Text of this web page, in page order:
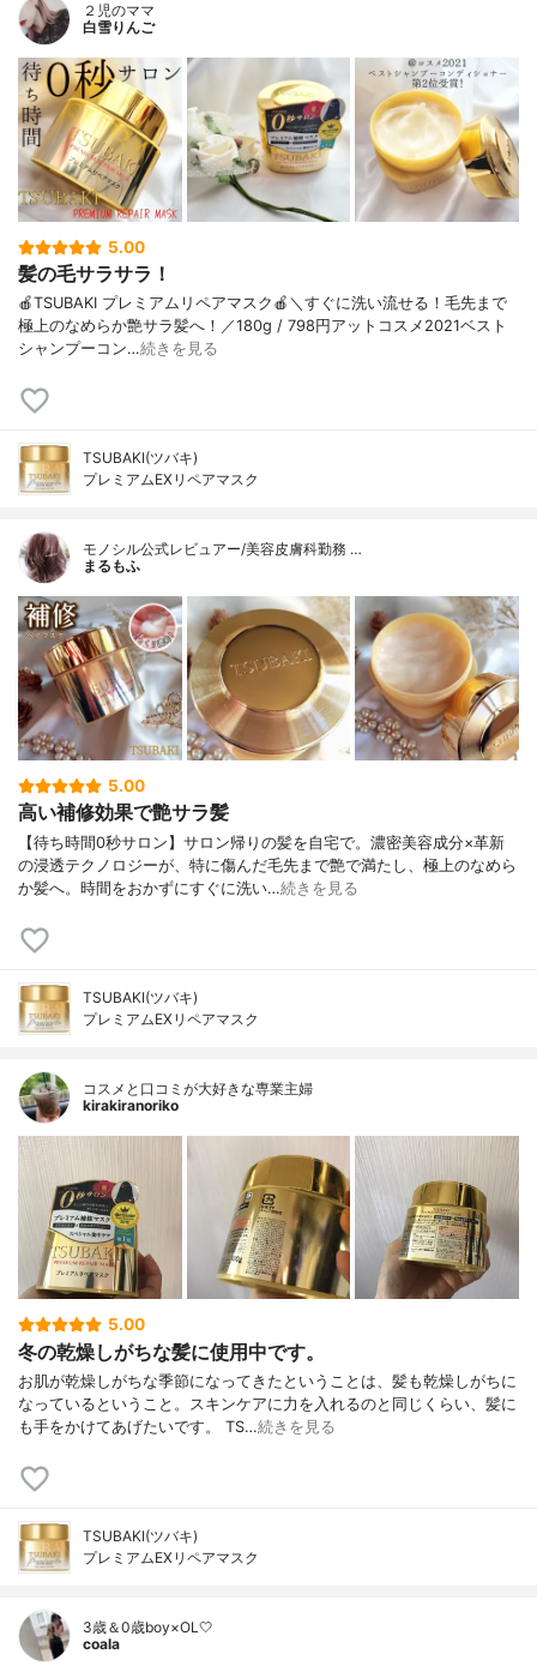
２児のママ
白雪りんご
5.00
髪の毛サラサラ！
🍎TSUBAKI プレミアムリペアマスク🍎＼すぐに洗い流せる！毛先まで
極上のなめらか艶サラ髪へ！／180g / 798円アットコスメ2021ベスト
シャンプーコン…続きを見る
TSUBAKI(ツバキ)
プレミアムEXリペアマスク
モノシル公式レビュアー/美容皮膚科勤務 …
まるもふ
5.00
高い補修効果で艶サラ髪
【待ち時間0秒サロン】サロン帰りの髪を自宅で。濃密美容成分×革新
の浸透テクノロジーが、特に傷んだ毛先まで艶で満たし、極上のなめら
か髪へ。時間をおかずにすぐに洗い…続きを見る
TSUBAKI(ツバキ)
プレミアムEXリペアマスク
コスメと口コミが大好きな専業主婦
kirakiranoriko
5.00
冬の乾燥しがちな髪に使用中です。
お肌が乾燥しがちな季節になってきたということは、髪も乾燥しがちに
なっているということ。スキンケアに力を入れるのと同じくらい、髪に
も手をかけてあげたいです。 TS…続きを見る
TSUBAKI(ツバキ)
プレミアムEXリペアマスク
3歳＆0歳boy×OL🤍
coala